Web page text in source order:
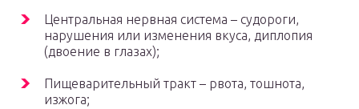
Центральная нервная система – судороги,
нарушения или изменения вкуса, диплопия
(двоение в глазах);
Пищеварительный тракт – рвота, тошнота,
изжога;